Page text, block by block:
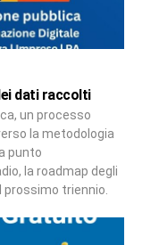
dati raccolti
un processo
la metodologia
punto
la roadmap degli
triennio.